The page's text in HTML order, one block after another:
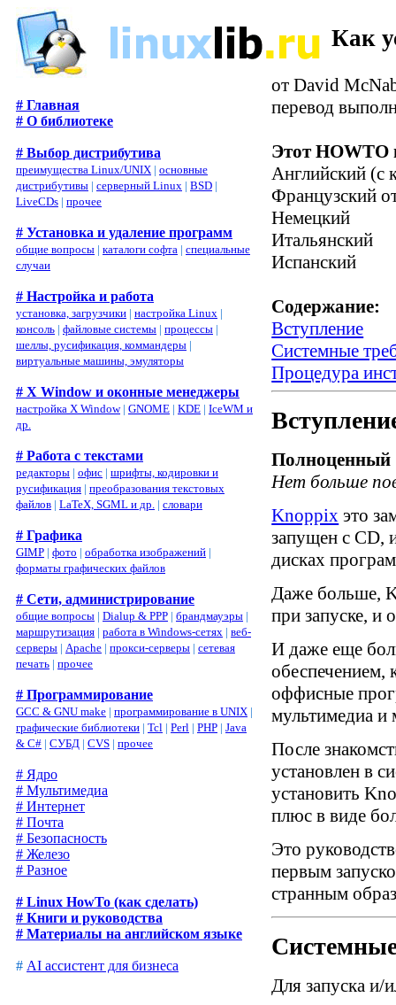
# Главная
# О библиотеке
# Выбор дистрибутива
преимущества Linux/UNIX | основные
дистрибутивы | серверный Linux | BSD |
LiveCDs | прочее
# Установка и удаление программ
общие вопросы | каталоги софта | специальные
случаи
# Настройка и работа
установка, загрузчики | настройка Linux |
консоль | файловые системы | процессы |
шеллы, русификация, коммандеры |
виртуальные машины, эмуляторы
# X Window и оконные менеджеры
настройка X Window| GNOME | KDE | IceWM и
др.
# Работа с текстами
редакторы | офис | шрифты, кодировки и
русификация | преобразования текстовых
файлов | LaTeX, SGML и др. | словари
# Графика
GIMP | фото | обработка изображений |
форматы графических файлов
# Сети, администрирование
общие вопросы | Dialup & PPP | брандмауэры |
маршрутизация | работа в Windows-сетях | веб-
серверы | Apache | прокси-серверы | сетевая
печать | прочее
# Программирование
GCC & GNU make | программирование в UNIX |
графические библиотеки | Tcl | Perl | PHP | Java
& C# | СУБД | CVS | прочее
# Ядро
# Мультимедиа
# Интернет
# Почта
# Безопасность
# Железо
# Разное
# Linux HowTo (как сделать)
# Книги и руководства
# Материалы на английском языке
# AI ассистент для бизнеса
Как
от David
перевод
Этот HOWTO
Английский (с
Французский
Немецкий
Итальянский
Испанский
Содержание:
Вступление
Системные
Процедура
Полноценный
Нет больше
Knoppix это
запущен с CD,
дисках
Даже больше,
при запуске, и
И даже еще
обеспечением,
оффисные
мультимедиа и
После
установлен в
установить
плюс в виде
Это
первым
странным
Для запуска и/